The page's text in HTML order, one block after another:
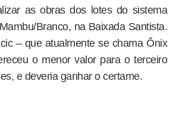
as obras dos lotes do sistema
Branco, na Baixada Santista.
– que atualmente se chama Ônix
o menor valor para o terceiro
e deveria ganhar o certame.